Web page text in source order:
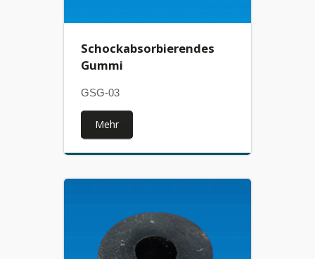
Schockabsorbierendes
Gummi
GSG-03
Mehr